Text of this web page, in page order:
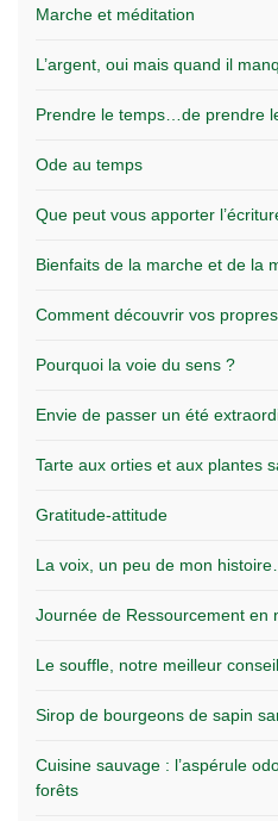
Marche et méditation
L’argent, oui mais quand il
Prendre le temps…de prendre
Ode au temps
Que peut vous apporter
Bienfaits de la marche et de la
Comment découvrir vos
Pourquoi la voie du sens ?
Envie de passer un été
Tarte aux orties et aux plantes
Gratitude-attitude
La voix, un peu de mon histoire…
Journée de Ressourcement en
Le souffle, notre meilleur
Sirop de bourgeons de sapin
Cuisine sauvage : l’aspérule
forêts